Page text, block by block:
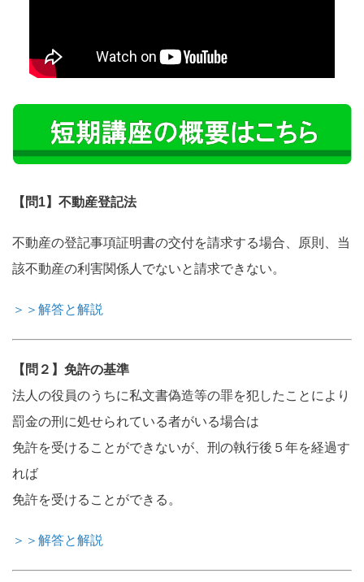
【問1】不動産登記法
不動産の登記事項証明書の交付を請求する場合、原則、当
該不動産の利害関係人でないと請求できない。
＞＞解答と解説
【問２】免許の基準
法人の役員のうちに私文書偽造等の罪を犯したことにより
罰金の刑に処せられている者がいる場合は
免許を受けることができないが、刑の執行後５年を経過す
れば
免許を受けることができる。
＞＞解答と解説